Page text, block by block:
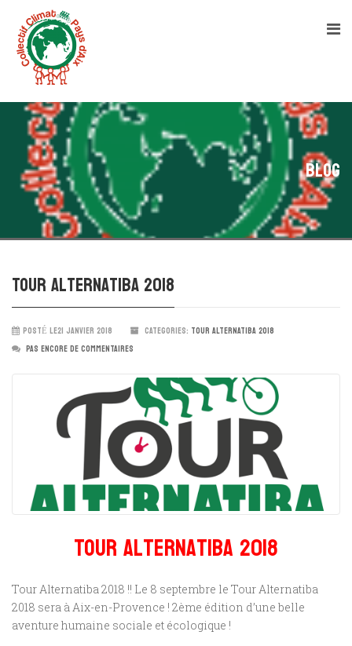
Blog
Tour Alternatiba 2018
POSTÉ LE21 JANVIER 2018 CATEGORIES: TOUR ALTERNATIBA 2018
PAS ENCORE DE COMMENTAIRES
Tour Alternatiba 2018
Tour Alternatiba 2018 !! Le 8 septembre le Tour Alternatiba
2018 sera à Aix-en-Provence ! 2ème édition d’une belle
aventure humaine sociale et écologique !